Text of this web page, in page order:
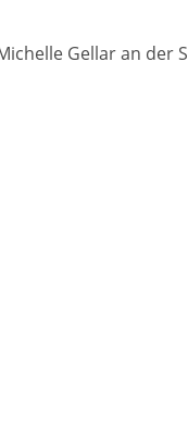
Gellar an der